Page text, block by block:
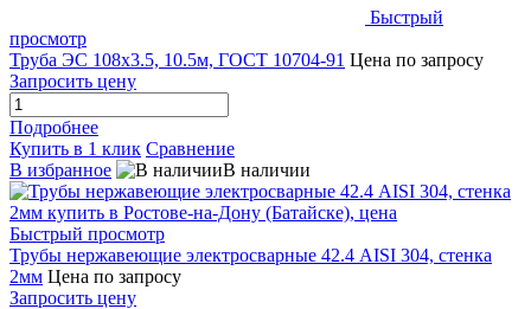
Быстрый
просмотр
Труба ЭС 108х3.5, 10.5м, ГОСТ 10704-91 Цена по запросу
Запросить цену
Подробнее
Купить в 1 клик Сравнение
В избранное
В наличии
Быстрый просмотр
Трубы нержавеющие электросварные 42.4 AISI 304, стенка
2мм Цена по запросу
Запросить цену